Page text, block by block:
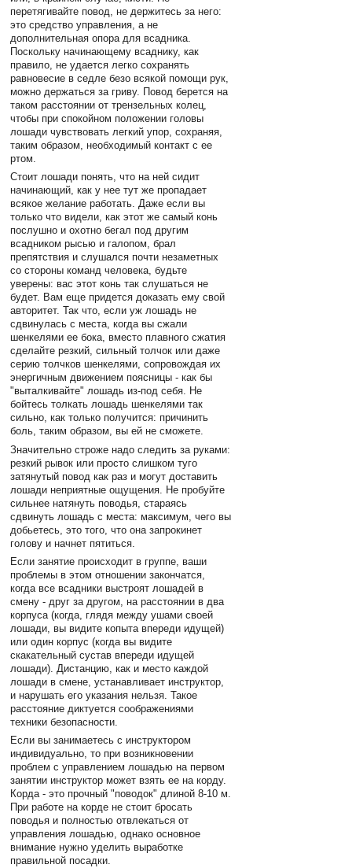
перетягивайте повод, не держитесь за него:
это средство управления, а не
дополнительная опора для всадника.
Поскольку начинающему всаднику, как
правило, не удается легко сохранять
равновесие в седле безо всякой помощи рук,
можно держаться за гриву. Повод берется на
таком расстоянии от трензельных колец,
чтобы при спокойном положении головы
лошади чувствовать легкий упор, сохраняя,
таким образом, необходимый контакт с ее
ртом.
Стоит лошади понять, что на ней сидит
начинающий, как у нее тут же пропадает
всякое желание работать. Даже если вы
только что видели, как этот же самый конь
послушно и охотно бегал под другим
всадником рысью и галопом, брал
препятствия и слушался почти незаметных
со стороны команд человека, будьте
уверены: вас этот конь так слушаться не
будет. Вам еще придется доказать ему свой
авторитет. Так что, если уж лошадь не
сдвинулась с места, когда вы сжали
шенкелями ее бока, вместо плавного сжатия
сделайте резкий, сильный толчок или даже
серию толчков шенкелями, сопровождая их
энергичным движением поясницы - как бы
"выталкивайте" лошадь из-под себя. Не
бойтесь толкать лошадь шенкелями так
сильно, как только получится: причинить
боль, таким образом, вы ей не сможете.
Значительно строже надо следить за руками:
резкий рывок или просто слишком туго
затянутый повод как раз и могут доставить
лошади неприятные ощущения. Не пробуйте
сильнее натянуть поводья, стараясь
сдвинуть лошадь с места: максимум, чего вы
добьетесь, это того, что она запрокинет
голову и начнет пятиться.
Если занятие происходит в группе, ваши
проблемы в этом отношении закончатся,
когда все всадники выстроят лошадей в
смену - друг за другом, на расстоянии в два
корпуса (когда, глядя между ушами своей
лошади, вы видите копыта впереди идущей)
или один корпус (когда вы видите
скакательный сустав впереди идущей
лошади). Дистанцию, как и место каждой
лошади в смене, устанавливает инструктор,
и нарушать его указания нельзя. Такое
расстояние диктуется соображениями
техники безопасности.
Если вы занимаетесь с инструктором
индивидуально, то при возникновении
проблем с управлением лошадью на первом
занятии инструктор может взять ее на корду.
Корда - это прочный "поводок" длиной 8-10 м.
При работе на корде не стоит бросать
поводья и полностью отвлекаться от
управления лошадью, однако основное
внимание нужно уделить выработке
правильной посадки.